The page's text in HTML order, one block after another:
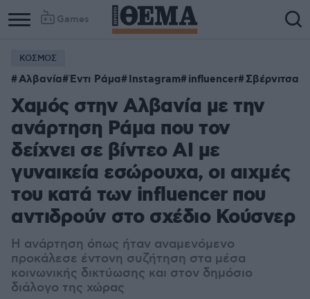
Games
ΚΟΣΜΟΣ
Αλβανία Έντι Ράμα Instagram influencer Σβέρνιτσα
Χαμός στην Αλβανία με την
ανάρτηση Ράμα που τον
δείχνει σε βίντεο AI με
γυναικεία εσώρουχα, οι αιχμές
του κατά των influencer που
αντιδρούν στο σχέδιο Κούσνερ
Η ανάρτηση όπως ήταν αναμενόμενο
προκάλεσε έντονη συζήτηση στα μέσα
κοινωνικής δικτύωσης και στον δημόσιο
διάλογο της χώρας